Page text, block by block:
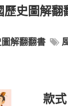
史圖解
解翻翻書
款式